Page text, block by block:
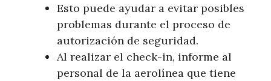
Esto puede ayudar a evitar posibles
problemas durante el proceso de
autorización de seguridad.
Al realizar el check-in, informe al
personal de la aerolínea que tiene